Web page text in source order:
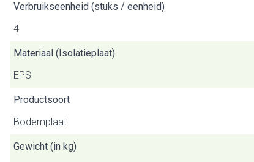
Verbruikseenheid (stuks / eenheid)
4
Materiaal (Isolatieplaat)
EPS
Productsoort
Bodemplaat
Gewicht (in kg)